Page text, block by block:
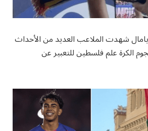
يامال شهدت الملاعب العديد من الأحداث
الكرة علم فلسطين للتعبير عن